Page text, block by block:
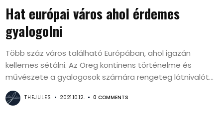
Hat európai város ahol érdemes
gyalogolni
Több száz város található Európában, ahol igazán
kellemes sétálni. Az Öreg kontinens történelme és
művészete a gyalogosok számára rengeteg látnivalót...
THEJULES 2021.10.12. 0 COMMENTS